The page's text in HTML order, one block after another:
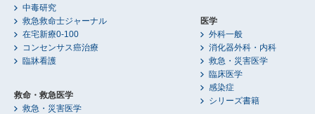
中毒研究
救急救命士ジャーナル
在宅新療0-100
コンセンサス癌治療
臨牀看護
救命・救急医学
救急・災害医学
医学
外科一般
消化器外科・内科
救急・災害医学
臨床医学
感染症
シリーズ書籍